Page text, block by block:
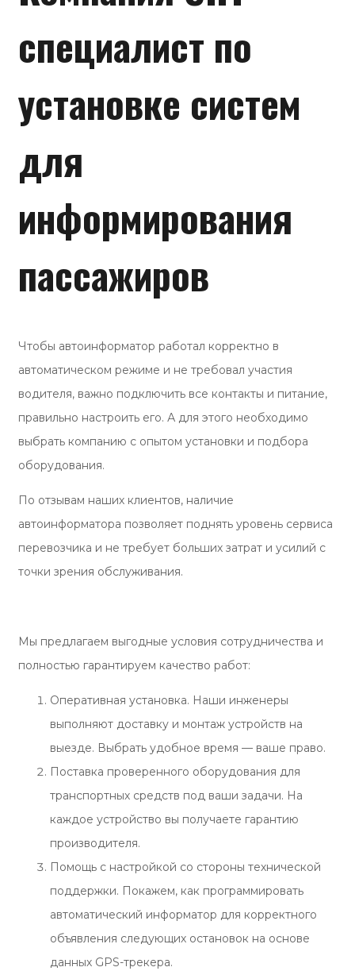
специалист по
установке систем
для
информирования
пассажиров
Чтобы автоинформатор работал корректно в
автоматическом режиме и не требовал участия
водителя, важно подключить все контакты и питание,
правильно настроить его. А для этого необходимо
выбрать компанию с опытом установки и подбора
оборудования.
По отзывам наших клиентов, наличие
автоинформатора позволяет поднять уровень сервиса
перевозчика и не требует больших затрат и усилий с
точки зрения обслуживания.
Мы предлагаем выгодные условия сотрудничества и
полностью гарантируем качество работ:
Оперативная установка. Наши инженеры
выполняют доставку и монтаж устройств на
выезде. Выбрать удобное время — ваше право.
Поставка проверенного оборудования для
транспортных средств под ваши задачи. На
каждое устройство вы получаете гарантию
производителя.
Помощь с настройкой со стороны технической
поддержки. Покажем, как программировать
автоматический информатор для корректного
объявления следующих остановок на основе
данных GPS-трекера.